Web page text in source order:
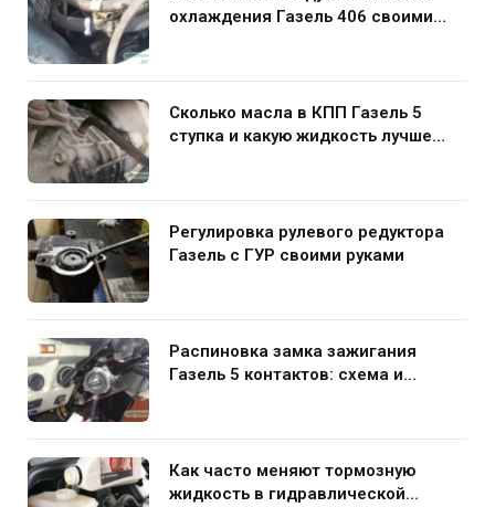
охлаждения Газель 406 своими
Сколько масла в КПП Газель 5
ступка и какую жидкость лучше
Регулировка рулевого редуктора
Газель с ГУР своими руками
Распиновка замка зажигания
Газель 5 контактов: схема и
Как часто меняют тормозную
жидкость в гидравлической